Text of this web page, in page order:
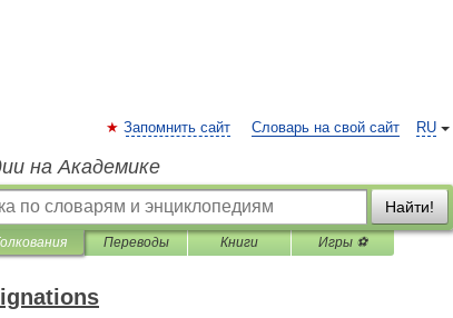
RU
Запомнить сайт Словарь на свой сайт
на Академике
Найти!
Переводы Книги Игры ⚽